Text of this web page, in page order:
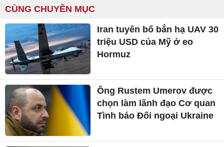
CÙNG CHUYÊN MỤC
Iran tuyên bố bắn hạ UAV 30
triệu USD của Mỹ ở eo
Hormuz
Ông Rustem Umerov được
chọn làm lãnh đạo Cơ quan
Tình báo Đối ngoại Ukraine